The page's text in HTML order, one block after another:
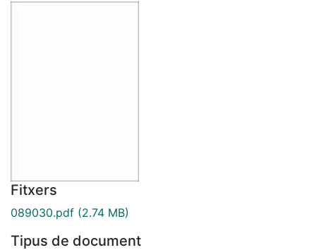
Fitxers
089030.pdf (2.74 MB)
Tipus de document